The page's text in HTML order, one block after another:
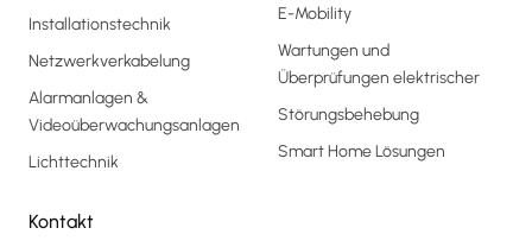
Installationstechnik
Netzwerkverkabelung
Alarmanlagen &
Videoüberwachungsanlagen
Lichttechnik
E-Mobility
Wartungen und
Überprüfungen elektrischer
Störungsbehebung
Smart Home Lösungen
Kontakt